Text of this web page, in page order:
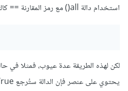
استخدام دالة all() مع رمز المقارنة == كالتالي: